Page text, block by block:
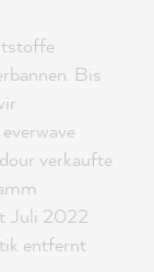
Bis
verkaufte
Juli 2022
entfernt